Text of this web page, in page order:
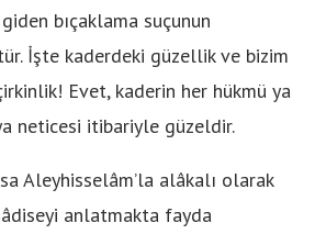
bıçaklama suçunun
İşte kaderdeki güzellik ve bizim
Evet, kaderin her hükmü ya
neticesi itibariyle güzeldir.
Aleyhisselâm’la alâkalı olarak
anlatmakta fayda